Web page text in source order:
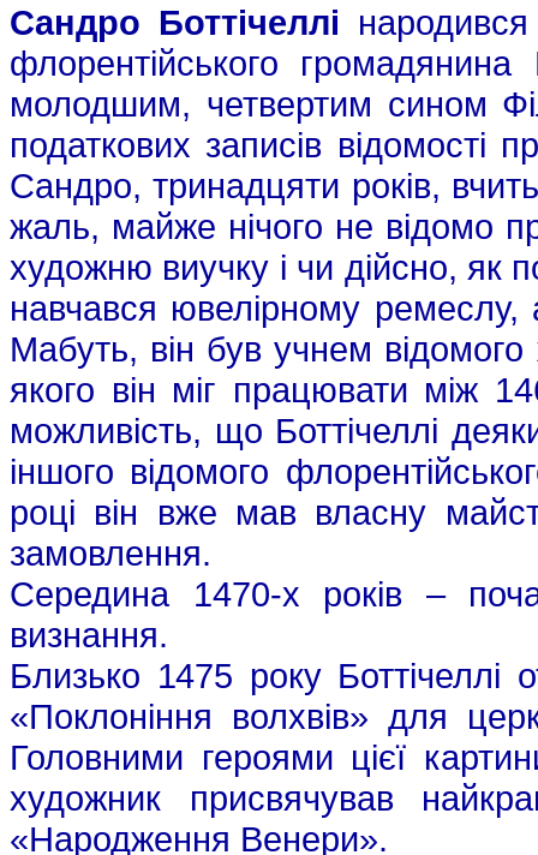
Сандро Боттічеллі
флорентійського
молодшим, четвертим сином
податкових записів відомості
Сандро, тринадцяти років,
жаль, майже нічого не відомо
художню виучку і чи дійсно, як
навчався ювелірному
Мабуть, він був учнем
якого він міг працювати між
можливість, що Боттічеллі
іншого відомого
році він вже мав власну
замовлення.
Середина 1470-х років –
визнання.
Близько 1475 року
«Поклоніння волхвів» для
Головними героями цієї
художник присвячував
«Народження Венери».